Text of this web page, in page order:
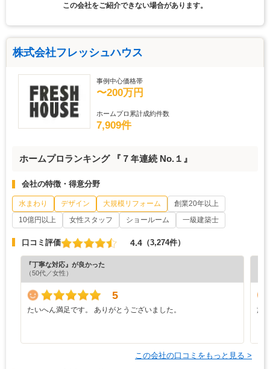
この会社をご紹介できない場合があります。
株式会社フレッシュハウス
事例中心価格帯
〜200万円
ホームプロ累計成約件数
7,909件
ホームプロランキング 『７年連続 No.１』
会社の特徴・得意分野
水まわり デザイン 大規模リフォーム
創業20年以上
10億円以上
女性スタッフ ショールーム 一級建築士
口コミ評価 4.4 （3,274件）
『丁寧な対応』が良かった
（50代／女性）
5
たいへん満足です。 ありがとうございました。
施
この会社の口コミをもっと見る >